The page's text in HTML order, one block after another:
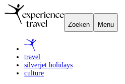
Zoeken Menu
travel
silverjet holidays
culture